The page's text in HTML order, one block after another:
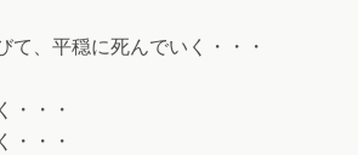
て、平穏に死んでいく・・・
・・・
・・・